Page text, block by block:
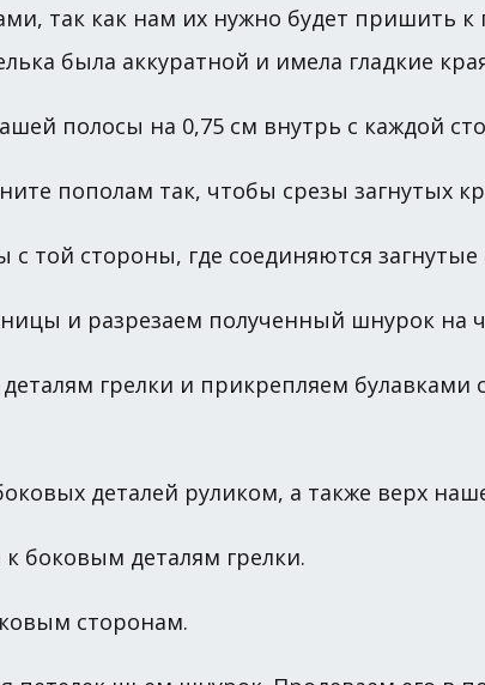
так как нам их нужно будет пришить
была аккуратной и имела гладкие
полосы на 0,75 см внутрь с каждой
пополам так, чтобы срезы загнутых
той стороны, где соединяются
и разрезаем полученный шнурок на
грелки и прикрепляем
деталей руликом, а также верх
боковым деталям грелки.
сторонам.